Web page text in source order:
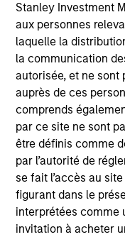
Stanley Investment
aux personnes
laquelle la
la communication
autorisée, et ne sont
auprès de ces
comprends
par ce site ne sont
être définis comme
par l’autorité de
se fait l’accès au
figurant dans le
interprétées comme
invitation à acheter
As of July 25, 2025.
and educational
the investment
(for realized
current holdings). The
are the property of
on this website has
otherwise approved
links shown here,
third party site. We
only as a
not and does not
investigation,
information contained
shall we be
the site or your use of